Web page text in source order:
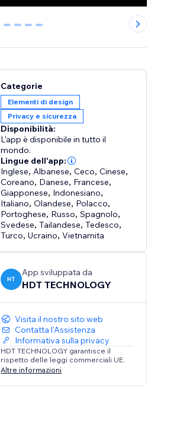
3 4 5 6
Categorie
Elementi di design
Privacy e sicurezza
Disponibilità:
L'app è disponibile in tutto il
mondo.
Lingue dell'app:
Inglese, Albanese,Ceco,Cinese,
Coreano, Danese, Francese,
Giapponese, Indonesiano,
Italiano,Olandese, Polacco,
Portoghese, Russo,Spagnolo,
Svedese,Tailandese,Tedesco,
Turco,Ucraino,Vietnamita
HT
App sviluppata da
HDT TECHNOLOGY
Visita il nostro sito web
Contatta l'Assistenza
Informativa sulla privacy
HDT TECHNOLOGY garantisce il
rispetto delle leggi commerciali UE.
Altre informazioni